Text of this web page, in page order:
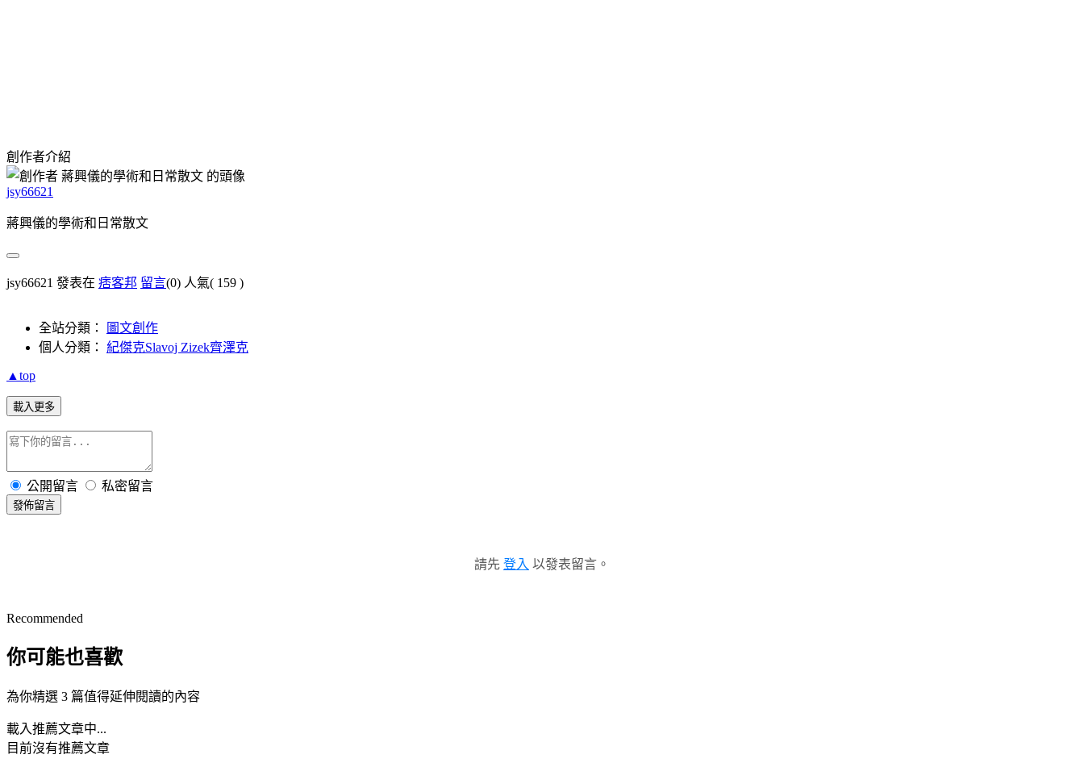
創作者介紹
jsy66621
蔣興儀的學術和日常散文
jsy66621 發表在 痞客邦 留言(0) 人氣( 159 )
全站分類：
圖文創作
個人分類： 紀傑克Slavoj Zizek齊澤克
▲top
載入更多
公開留言 私密留言
發佈留言
請先 登入 以發表留言。
Recommended
你可能也喜歡
為你精選 3 篇值得延伸閱讀的內容
載入推薦文章中...
目前沒有推薦文章